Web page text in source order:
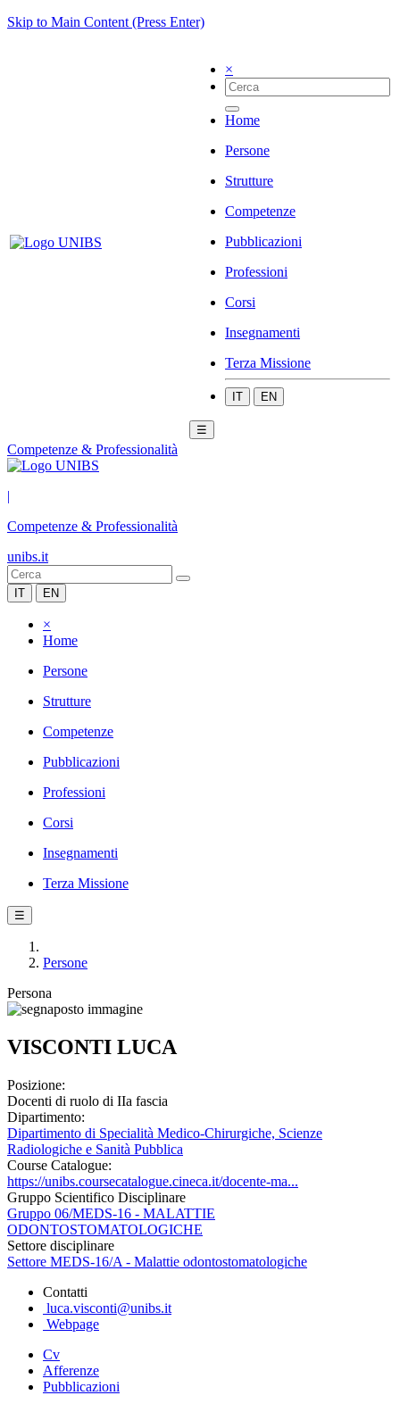
Skip to Main Content (Press Enter)
×
Home
Persone
Strutture
Competenze
Pubblicazioni
Professioni
Corsi
Insegnamenti
Terza Missione
IT EN
☰
Competenze & Professionalità
|
Competenze & Professionalità
unibs.it
IT EN
×
Home
Persone
Strutture
Competenze
Pubblicazioni
Professioni
Corsi
Insegnamenti
Terza Missione
☰
Persone
Persona
VISCONTI LUCA
Posizione:
Docenti di ruolo di IIa fascia
Dipartimento:
Dipartimento di Specialità Medico-Chirurgiche, Scienze
Radiologiche e Sanità Pubblica
Course Catalogue:
https://unibs.coursecatalogue.cineca.it/docente-ma...
Gruppo Scientifico Disciplinare
Gruppo 06/MEDS-16 - MALATTIE
ODONTOSTOMATOLOGICHE
Settore disciplinare
Settore MEDS-16/A - Malattie odontostomatologiche
Contatti
luca.visconti@unibs.it
Webpage
Cv
Afferenze
Pubblicazioni